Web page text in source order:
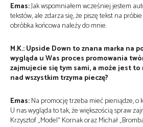
Emas:Jak wspomniałem wcześniej jestem
tekstów, ale zdarza się, że piszę tekst na
obróbka końcowa należy do mnie.
M.K.: Upside Down to znana marka na
wygląda u Was proces promowania
zajmujecie się tym sami, a może jest
nad wszystkim trzyma pieczę?
Emas:Na promocję trzeba mieć pieniądze, o
U nas wygląda to tak, że większością spraw
Krzysztof „Model“ Kornak oraz Michał